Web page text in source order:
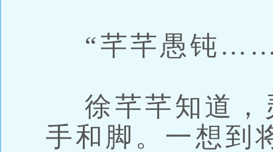
“芊芊愚钝
徐芊芊知道，
手和脚。一想到